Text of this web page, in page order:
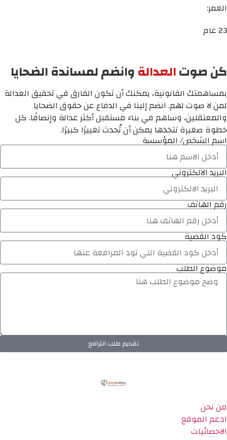
العمر:
23 عام
كن صوتالعدالةوانضم لمساندة الضحايا
بمساهمتك القانونية، يمكنك أن تكون الفارق في تحقيق العدالة
لمن لا صوت لهم. انضم إلينا في الدفاع عن حقوق الضحايا
والمعتقلين، وساهم في بناء مستقبل أكثر عدالة وإنصافًا. كل
خطوة صغيرة تتخذها يمكن أن تُحدث تغييرًا كبيرًا.
اسم الشخص/ المؤسسة
البريد الالكتروني
رقم الهاتف
كود القضية
موضوع الطلب
تقديم طلب الترافع
من نحن
ادعم الموقع
الاحصائيات